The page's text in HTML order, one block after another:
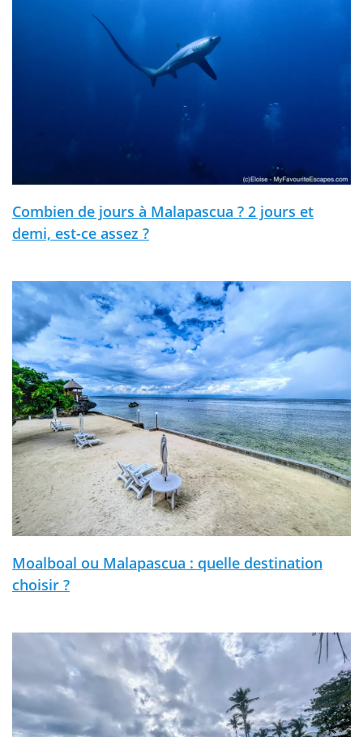
Combien de jours à Malapascua ? 2 jours et
demi, est-ce assez ?
Moalboal ou Malapascua : quelle destination
choisir ?